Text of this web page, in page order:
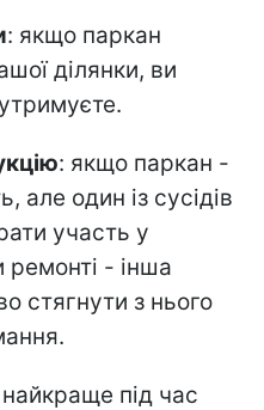
: якщо паркан
ділянки, ви
: якщо паркан -
але один із сусідів
участь у
ремонті - інша
стягнути з нього
під час